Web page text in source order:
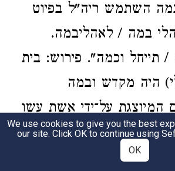
השתמש ריה"ל בפיוט
במה / לאהליבמה.
תייחל וכמה". פירוש: בית
היה מקדש ובמה
המיוצגת על־ידי אשת עשו
- אהליבה (היא
כג, ד) מה עוד תוכל
We use cookies to give you the best
our site. Click OK to continue using
OK